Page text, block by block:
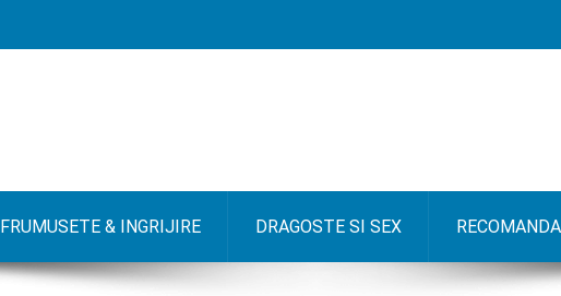
FRUMUSETE & INGRIJIRE DRAGOSTE SI SEX